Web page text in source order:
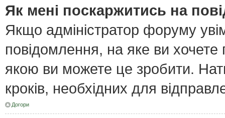
Як мені поскаржитись на
Якщо адміністратор форуму
повідомлення, на яке ви хочете
якою ви можете це зробити.
кроків, необхідних для
Догори